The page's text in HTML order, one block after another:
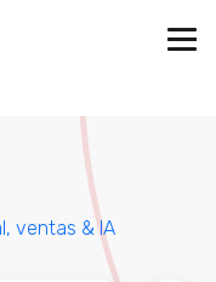
ventas & IA